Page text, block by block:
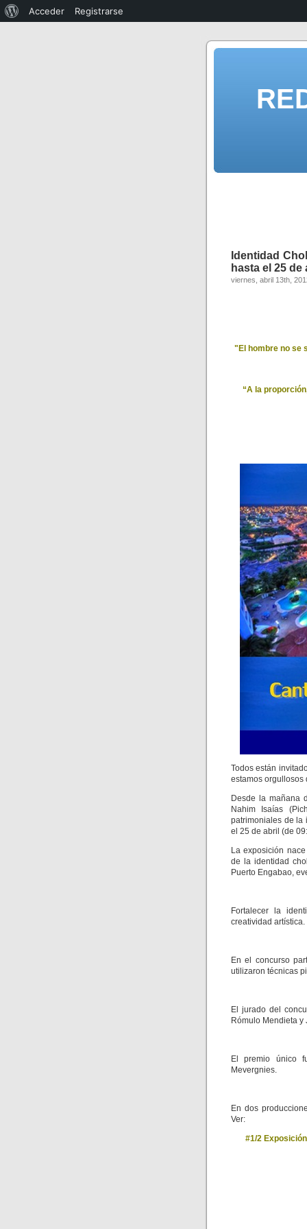
Identidad
hasta el 25 de
viernes, abril 13th,
"El hombre no se
“A la
Todos están
estamos orgullosos
Desde la mañana
Nahim Isaías
patrimoniales de la
el 25 de abril (de
La exposición
de la identidad
Puerto Engabao,
Fortalecer la
creatividad artística.
En el concurso
utilizaron técnicas
El jurado del
Rómulo Mendieta
El premio único
Mevergnies.
En dos
Ver:
#1/2
Acceder Registrarse